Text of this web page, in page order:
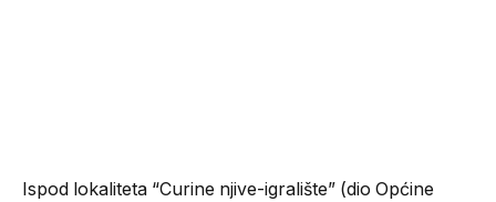
Ispod lokaliteta “Curine njive-igralište” (dio Općine